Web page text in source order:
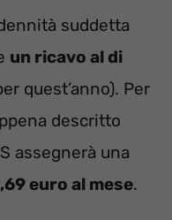
suddetta
un ricavo al di
quest’anno). Per
descritto
assegnerà una
euro al mese.